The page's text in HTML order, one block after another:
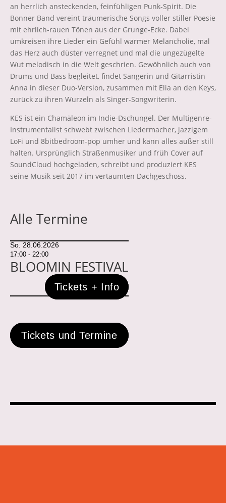
an herrlich ansteckenden, feinfühligen Punk-Spirit. Die
Bonner Band vereint träumerische Songs voller stiller Poesie
mit ehrlich-rauen Tönen aus der Grunge-Ecke. Dabei
umkreisen ihre Lieder ein Gefühl warmer Melancholie, mal
das Herz auch düster verregnet und mal die ungezügelte
Wut melodisch in die Welt geschrien. Gewöhnlich auch von
Drums und Bass begleitet, findet Sängerin und Gitarristin
Anna in dieser Duo-Version, zusammen mit Elia an den Keys,
zurück zu ihren Wurzeln als Singer-Songwriterin.
KES ist ein Chamäleon im Indie-Dschungel. Der Multigenre-
Instrumentalist schwebt zwischen Liedermacher, jazzigem
LoFi und 8bitbedroom-pop umher und kann alles außer still
halten. Ursprünglich Straßenmusiker und früh Cover auf
SoundCloud hochgeladen, schreibt und produziert KES
seine Musik seit 2017 im vertäumten Dachgeschoss.
Alle Termine
So. 28.06.2026
17:00 - 22:00
BLOOMIN FESTIVAL
Tickets + Info
Tickets und Termine